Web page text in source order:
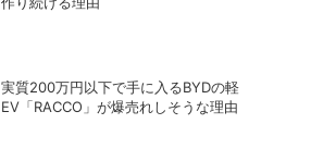
実質200万円以下で手に入るBYDの軽
EV「RACCO」が爆売れしそうな理由